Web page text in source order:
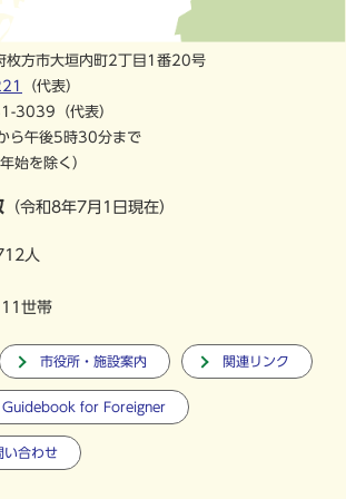
方市大垣内町2丁目1番20号
（代表）
3039（代表）
ら午後5時30分まで
始を除く）
（令和8年7月1日現在）
人
世帯
市役所・施設案内 関連リンク
for Foreigner
い合わせ